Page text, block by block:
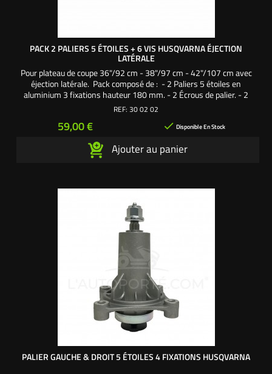
PACK 2 PALIERS 5 ÉTOILES + 6 VIS HUSQVARNA ÉJECTION
LATÉRALE
Pour plateau de coupe 36"/92 cm - 38"/97 cm - 42"/107 cm avec
éjection latérale. Pack composé de : - 2 Paliers 5 étoiles en
aluminium 3 fixations hauteur 180 mm. - 2 Écrous de palier. - 2
Rondelles de palier. - 2 Vis de lame 32 mm. - 2 Rondelles larges. - 2
coupe. Une création...
REF: 30 02 02
Prix
59,00 €  Disponible En Stock
Ajouter au panier
PALIER GAUCHE & DROIT 5 ÉTOILES 4 FIXATIONS HUSQVARNA